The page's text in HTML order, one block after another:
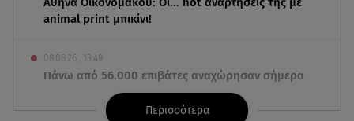
animal print μπικίνι!
08.08.26 , 13:49
Πάνω από 56.000 επιβάτες αναχώρησαν σήμερα
από τα λιμάνια της Αττικής
Περισσότερα